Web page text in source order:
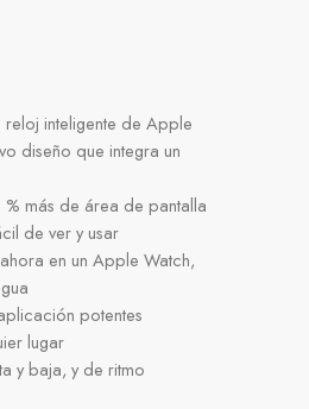
inteligente de Apple
diseño que integra un
% más de área de pantalla
de ver y usar
en un Apple Watch,
potentes
lugar
y baja, y de ritmo